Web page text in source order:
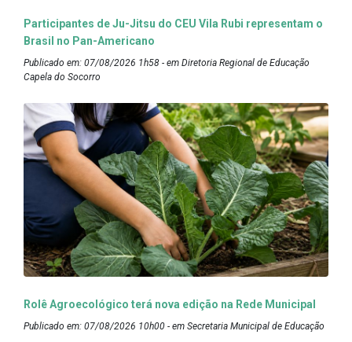
Participantes de Ju-Jitsu do CEU Vila Rubi representam o
Brasil no Pan-Americano
Publicado em: 07/08/2026 1h58 - em Diretoria Regional de Educação
Capela do Socorro
Rolê Agroecológico terá nova edição na Rede Municipal
Publicado em: 07/08/2026 10h00 - em Secretaria Municipal de Educação